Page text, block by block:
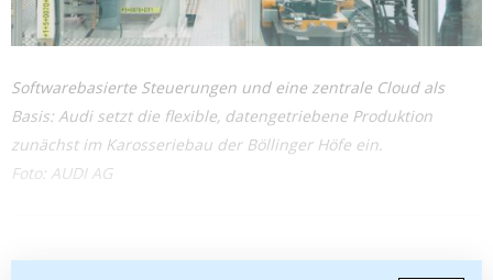
Softwarebasierte Steuerungen und eine zentrale Cloud als
Basis: Audi setzt die flexible, datengetriebene Produktion
zunächst im Karosseriebau der Böllinger Höfe ein.
Foto: AUDI AG